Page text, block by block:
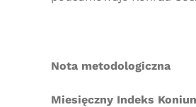
Nota metodologiczna
Miesięczny Indeks